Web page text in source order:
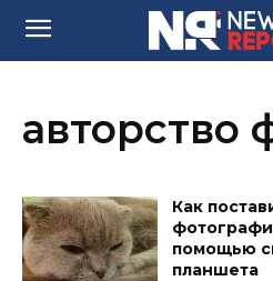
авторство
Как
помощью
планшета